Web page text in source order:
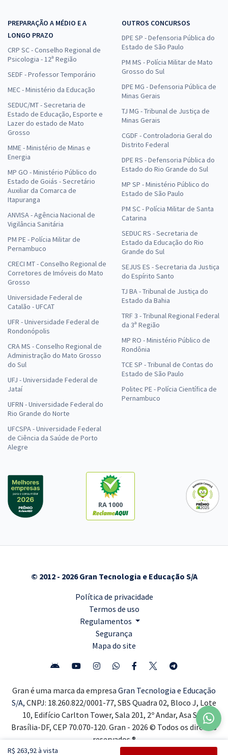
R$ 263,92 à vista
PREPARAÇÃO A MÉDIO E A
LONGO PRAZO
CRP SC - Conselho Regional de
Psicologia - 12ª Região
SEDF - Professor Temporário
MEC - Ministério da Educação
SEDUC/MT - Secretaria de
Estado de Educação, Esporte e
Lazer do estado de Mato
Grosso
MME - Ministério de Minas e
Energia
MP GO - Ministério Público do
Estado de Goiás - Secretário
Auxiliar da Comarca de
Itapuranga
ANVISA - Agência Nacional de
Vigilância Sanitária
PM PE - Polícia Militar de
Pernambuco
CRECI MT - Conselho Regional de
Corretores de Imóveis do Mato
Grosso
Universidade Federal de
Catalão - UFCAT
UFR - Universidade Federal de
Rondonópolis
CRA MS - Conselho Regional de
Administração do Mato Grosso
do Sul
UFJ - Universidade Federal de
Jataí
UFRN - Universidade Federal do
Rio Grande do Norte
UFCSPA - Universidade Federal
de Ciência da Saúde de Porto
Alegre
OUTROS CONCURSOS
DPE SP - Defensoria Pública do
Estado de São Paulo
PM MS - Polícia Militar de Mato
Grosso do Sul
DPE MG - Defensoria Pública de
Minas Gerais
TJ MG - Tribunal de Justiça de
Minas Gerais
CGDF - Controladoria Geral do
Distrito Federal
DPE RS - Defensoria Pública do
Estado do Rio Grande do Sul
MP SP - Ministério Público do
Estado de São Paulo
PM SC - Polícia Militar de Santa
Catarina
SEDUC RS - Secretaria de
Estado da Educação do Rio
Grande do Sul
SEJUS ES - Secretaria da Justiça
do Espírito Santo
TJ BA - Tribunal de Justiça do
Estado da Bahia
TRF 3 - Tribunal Regional Federal
da 3ª Região
MP RO - Ministério Público de
Rondônia
TCE SP - Tribunal de Contas do
Estado de São Paulo
Politec PE - Polícia Científica de
Pernambuco
RA 1000
© 2012 - 2026 Gran Tecnologia e Educação S/A
Política de privacidade
Termos de uso
Regulamentos
Segurança
Mapa do site
Gran é uma marca da empresa Gran Tecnologia e Educação
S/A, CNPJ: 18.260.822/0001-77, SBS Quadra 02, Bloco J, Lote
10, Edifício Carlton Tower, Sala 201, 2º Andar, Asa Sul,
Brasília-DF, CEP 70.070-120. Gran - 2026 © Todos os direitos
reservados ®